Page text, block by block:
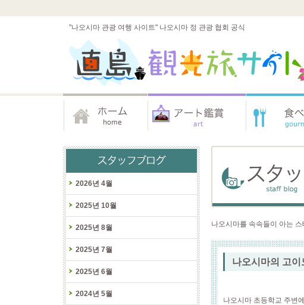
"나오시마 관광 여행 사이트" 나오시마 정 관광 협회 공식
나오시마를 속속들이 아는
나오시마의 고이
나오시마 초등학교 주변
2026년 4월
2025년 10월
2025년 8월
2025년 7월
2025년 6월
2024년 5월